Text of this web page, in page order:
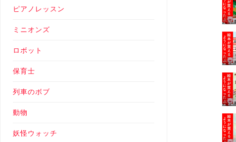
ピアノレッスン
ミニオンズ
ロボット
保育士
列車のボブ
動物
妖怪ウォッチ